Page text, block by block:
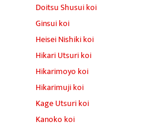
Doitsu Shusui koi
Ginsui koi
Heisei Nishiki koi
Hikari Utsuri koi
Hikarimoyo koi
Hikarimuji koi
Kage Utsuri koi
Kanoko koi